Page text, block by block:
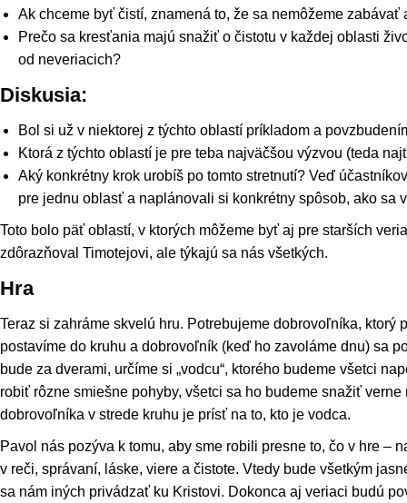
Ak chceme byť čistí, znamená to, že sa nemôžeme zabávať
Prečo sa kresťania majú snažiť o čistotu v každej oblasti
od neveriacich?
Diskusia:
Bol si už v niektorej z týchto oblastí príkladom a
Ktorá z týchto oblastí je pre teba najväčšou výzvou (teda
Aký konkrétny krok urobíš po tomto stretnutí? Veď
pre jednu oblasť a naplánovali si konkrétny spôsob, ako sa
Toto bolo päť oblastí, v ktorých môžeme byť aj pre starších
zdôrazňoval Timotejovi, ale týkajú sa nás všetkých.
Hra
Teraz si zahráme skvelú hru. Potrebujeme dobrovoľníka, ktorý
postavíme do kruhu a dobrovoľník (keď ho zavoláme dnu) sa
bude za dverami, určíme si „vodcu“, ktorého budeme všetci
robiť rôzne smiešne pohyby, všetci sa ho budeme snažiť
dobrovoľníka v strede kruhu je prísť na to, kto je vodca.
Pavol nás pozýva k tomu, aby sme robili presne to, čo v hre –
v reči, správaní, láske, viere a čistote. Vtedy bude všetkým
sa nám iných privádzať ku Kristovi. Dokonca aj veriaci budú